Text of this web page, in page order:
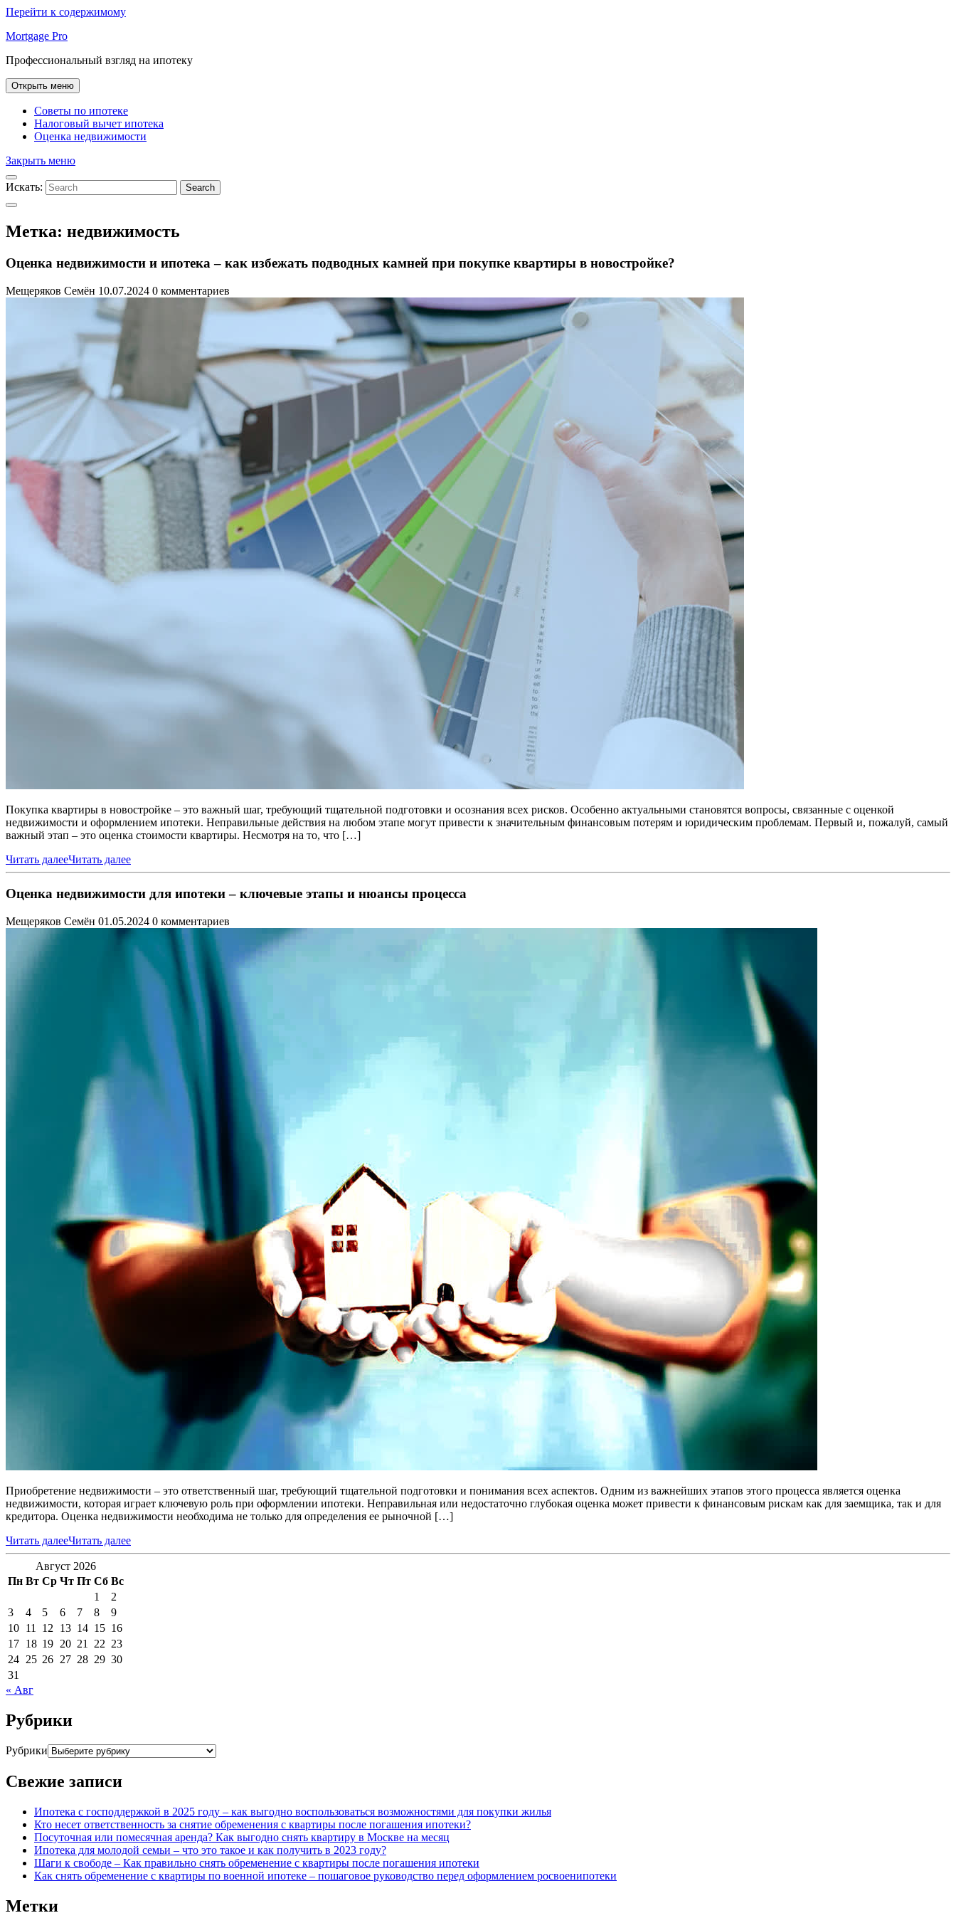
Перейти к содержимому
Mortgage Pro
Профессиональный взгляд на ипотеку
Открыть меню
Советы по ипотеке
Налоговый вычет ипотека
Оценка недвижимости
Закрыть меню
Искать: Search
Метка: недвижимость
Оценка недвижимости и ипотека – как избежать подводных камней при покупке квартиры в новостройке?
Мещеряков Семён 10.07.2024 0 комментариев
Покупка квартиры в новостройке – это важный шаг, требующий тщательной подготовки и осознания всех рисков. Особенно актуальными становятся вопросы, связанные с оценкой
недвижимости и оформлением ипотеки. Неправильные действия на любом этапе могут привести к значительным финансовым потерям и юридическим проблемам. Первый и, пожалуй, самый
важный этап – это оценка стоимости квартиры. Несмотря на то, что […]
Читать далееЧитать далее
Оценка недвижимости для ипотеки – ключевые этапы и нюансы процесса
Мещеряков Семён 01.05.2024 0 комментариев
Приобретение недвижимости – это ответственный шаг, требующий тщательной подготовки и понимания всех аспектов. Одним из важнейших этапов этого процесса является оценка
недвижимости, которая играет ключевую роль при оформлении ипотеки. Неправильная или недостаточно глубокая оценка может привести к финансовым рискам как для заемщика, так и для
кредитора. Оценка недвижимости необходима не только для определения ее рыночной […]
Читать далееЧитать далее
Август 2026
Пн Вт Ср Чт Пт Сб Вс
1
2
3
4 5 6 7 8
9
10 11 12 13 14 15 16
17 18 19 20 21 22 23
24 25 26 27 28 29 30
31
« Авг
Рубрики
Рубрики
Свежие записи
Ипотека с господдержкой в 2025 году – как выгодно воспользоваться возможностями для покупки жилья
Кто несет ответственность за снятие обременения с квартиры после погашения ипотеки?
Посуточная или помесячная аренда? Как выгодно снять квартиру в Москве на месяц
Ипотека для молодой семьи – что это такое и как получить в 2023 году?
Шаги к свободе – Как правильно снять обременение с квартиры после погашения ипотеки
Как снять обременение с квартиры по военной ипотеке – пошаговое руководство перед оформлением росвоенипотеки
Метки